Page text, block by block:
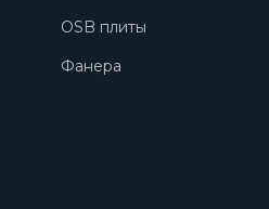
OSB плиты
Фанера